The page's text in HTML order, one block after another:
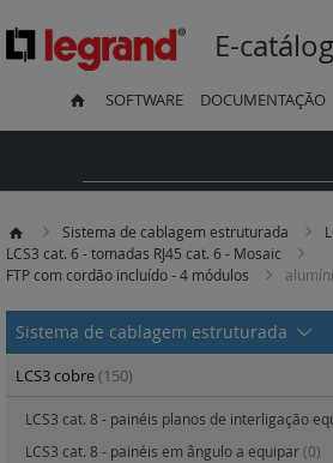
E-
SOFTWARE DOCUMENTAÇÃO
Sistema de cablagem estruturada
LCS3 cat. 6 - tomadas RJ45 cat. 6 - Mosaic
FTP com cordão incluído - 4 módulos
Sistema de cablagem estruturada
LCS3 cobre(150)
LCS3 cat. 8 - painéis planos de interligação
LCS3 cat. 8 - painéis em ângulo a equipar(0)